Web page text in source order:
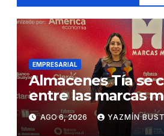
EMPRESARIAL
Almacenes Tía se
entre las marcas
influyentes del
AGO 6, 2026 YAZMÍN